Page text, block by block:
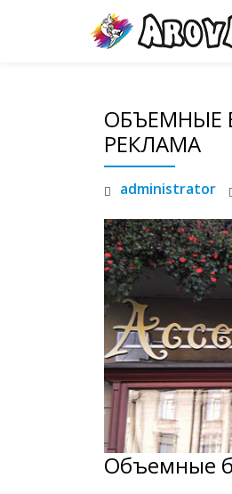
ОБЪЕМНЫЕ
РЕКЛАМА
administrator
Объемные